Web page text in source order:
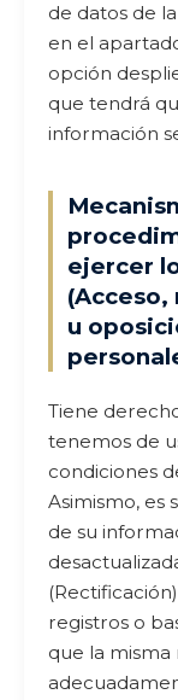
de datos de
en el
opción
que tendrá
información
ejercer
u
Tiene
tenemos de
condiciones
Asimismo, es
de su
registros o
que la misma